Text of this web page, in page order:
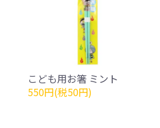
こども用お箸 ミント
550円(税50円)